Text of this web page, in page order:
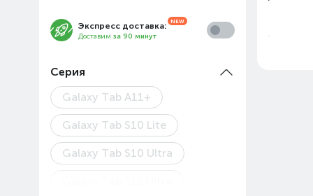
Экспресс доставка:
Доставим за 90 минут
Серия
Galaxy Tab A11+
Galaxy Tab S10 Lite
Galaxy Tab S10 Ultra